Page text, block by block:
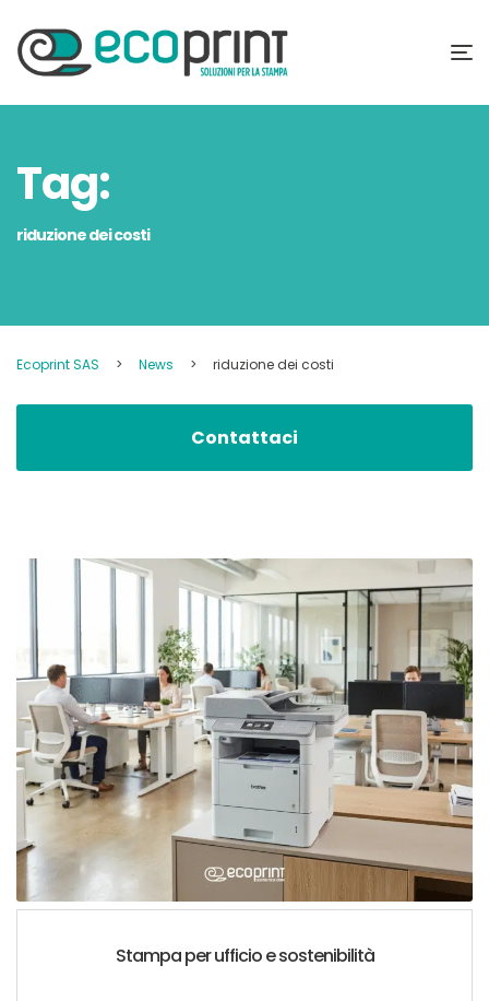
Tag:
riduzione dei costi
Ecoprint SAS > News > riduzione dei costi
Contattaci
Stampa per ufficio e sostenibilità